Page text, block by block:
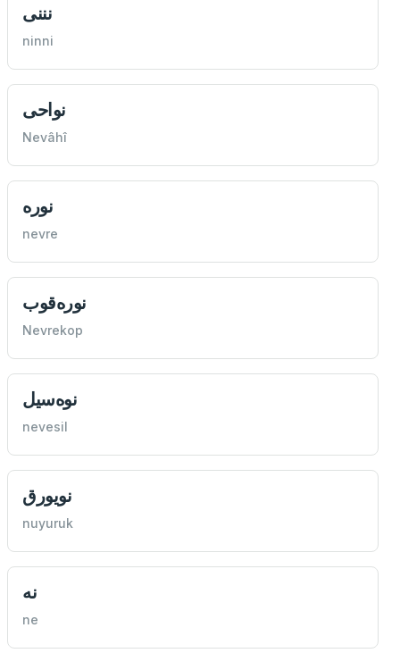
نننی
ninni
نواحی
Nevâhî
نوره
nevre
نوره‌قوب
Nevrekop
نوه‌سيل
nevesil
نويورق
nuyuruk
نه
ne